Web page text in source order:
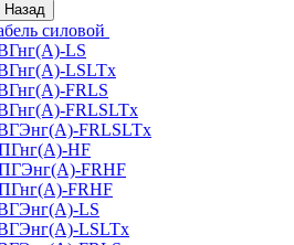
Назад
силовой
LS
LSLTx
FRLS
FRLSLTx
FRLSLTx
HF
FRHF
FRHF
LS
LSLTx